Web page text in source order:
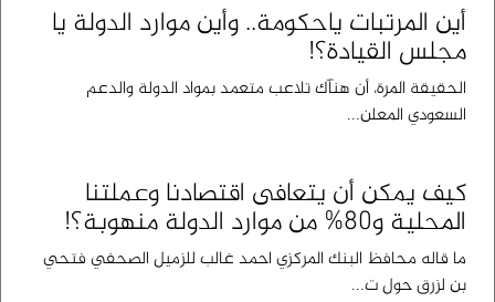
أين المرتبات ياحكومة.. وأين موارد الدولة يا
مجلس القيادة؟!
الحقيقة المرة، أن هنآك تلاعب متعمد بمواد الدولة والدعم
السعودي المعلن...
كيف يمكن أن يتعافى اقتصادنا وعملتنا
المحلية و80% من موارد الدولة منهوبة؟!
ما قاله محافظ البنك المركزي احمد غالب للزميل الصحفي فتحي
بن لزرق حول ت...